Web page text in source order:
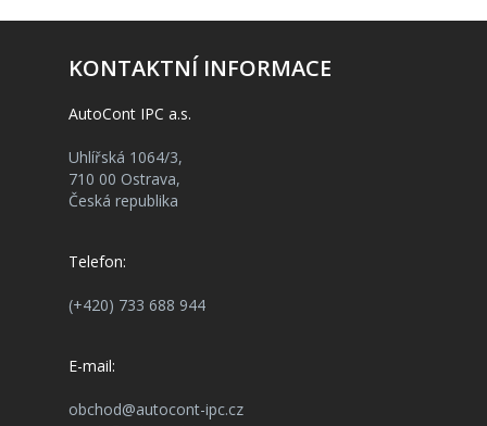
KONTAKTNÍ INFORMACE
AutoCont IPC a.s.
Uhlířská 1064/3,
710 00 Ostrava,
Česká republika
Telefon:
(+420) 733 688 944
E-mail:
obchod@autocont-ipc.cz